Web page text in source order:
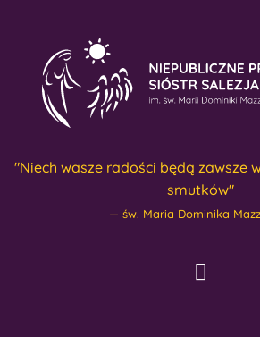
"Niech wasze radości będą zawsze
smutków"
św. Maria Dominika